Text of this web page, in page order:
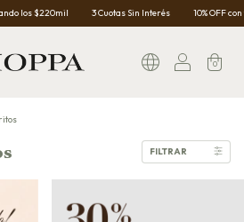
3 Cuotas Sin Interés 10% OFF con
0
FILTRAR